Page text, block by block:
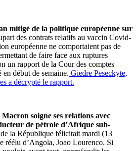
mitigé de la politique européenne sur
des contrats relatifs au vaccin Covid-
européenne ne comportaient pas de
de faire face aux ruptures
un rapport de la Cour des comptes
début de semaine. Giedre Peseckyte,
a décrypté le rapport.
soigne ses relations avec
de pétrole d’Afrique sub-
la République félicitait mardi (13
réélu d’Angola, Joao Lourenco. Si